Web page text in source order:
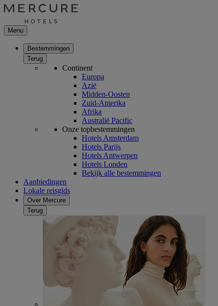
Menu
Bestemmingen
Terug
Continent
Europa
Azië
Midden-Oosten
Zuid-Amerika
Afrika
Australië Pacific
Onze topbestemmingen
Hotels Amsterdam
Hotels Parijs
Hotels Antwerpen
Hotels Londen
Bekijk alle bestemmingen
Aanbiedingen
Lokale reisgids
Over Mercure
Terug